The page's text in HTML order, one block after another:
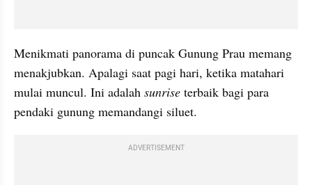
Menikmati panorama di puncak Gunung Prau memang
menakjubkan. Apalagi saat pagi hari, ketika matahari
mulai muncul. Ini adalah sunrise terbaik bagi para
pendaki gunung memandangi siluet.
ADVERTISEMENT